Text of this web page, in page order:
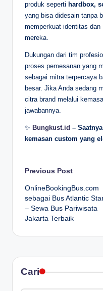
produk seperti hardbox,
yang bisa didesain tanpa
memperkuat identitas
mereka.
Dukungan dari tim
proses pemesanan yang
sebagai mitra terpercaya
besar. Jika Anda sedang
citra brand melalui
jawabannya.
✨ Bungkust.id –
kemasan custom yang
Post
navigation
Previous Post
OnlineBookingBus.com
sebagai Bus Atlantic
– Sewa Bus Pariwisata
Jakarta Terbaik
Cari